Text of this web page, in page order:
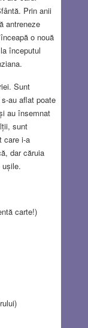
Prin anii
antreneze
o nouă
începutul
Sunt
au aflat poate
au însemnat
sunt
care i-a
dar căruia
carte!)